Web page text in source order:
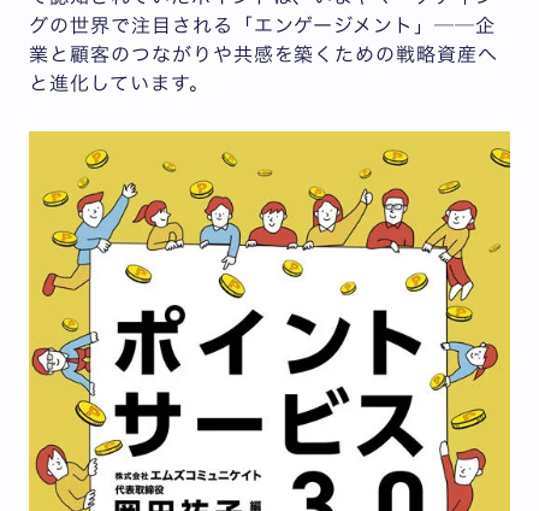
グの世界で注目される「エンゲージメント」──企
業と顧客のつながりや共感を築くための戦略資産へ
と進化しています。